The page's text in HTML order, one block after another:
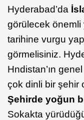
Hyderabad’da
görülecek önemli
tarihine vurgu
görmelisiniz.
Hndistan’ın
çok dinli bir şehir
Şehirde yoğun
Sokakta